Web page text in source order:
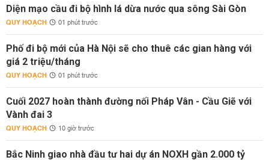
Diện mạo cầu đi bộ hình lá dừa nước qua sông Sài Gòn
QUY HOẠCH 01 phút trước
Phố đi bộ mới của Hà Nội sẽ cho thuê các gian hàng với
giá 2 triệu/tháng
QUY HOẠCH 01 phút trước
Cuối 2027 hoàn thành đường nối Pháp Vân - Cầu Giẽ với
Vành đai 3
QUY HOẠCH 10 giờ trước
Bắc Ninh giao nhà đầu tư hai dự án NOXH gần 2.000 tỷ